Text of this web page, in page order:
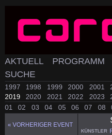
AKTUELL PROGRAMM
SUCHE
1997 1998 1999 2000 2001
2019
2020 2021 2022 2023
01
02 03 04 05 06 07 08
« VORHERIGER EVENT
KÜNSTLER